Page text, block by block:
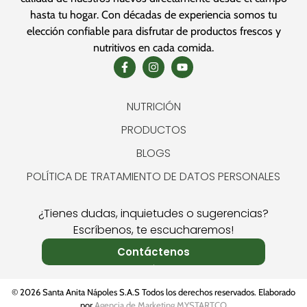
hasta tu hogar. Con décadas de experiencia somos tu
elección confiable para disfrutar de productos frescos y
nutritivos en cada comida.
NUTRICIÓN
PRODUCTOS
BLOGS
POLÍTICA DE TRATAMIENTO DE DATOS PERSONALES
¿Tienes dudas, inquietudes o sugerencias?
Escríbenos, te escucharemos!
Contáctenos
© 2026 Santa Anita Nápoles S.A.S Todos los derechos reservados. Elaborado
por Agencia de Marketing MYSTARTCO